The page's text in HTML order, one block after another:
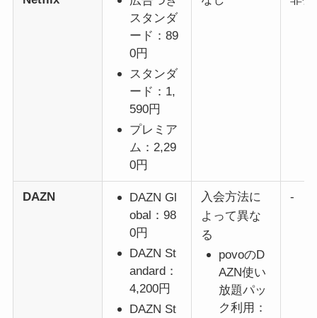
スタンダ
ード：89
0円
スタンダ
ード：1,
590円
プレミア
ム：2,29
0円
DAZN
DAZN Gl
obal：98
0円
DAZN St
andard：
4,200円
DAZN St
入会方法に
よって異な
る
povoのD
AZN使い
放題パッ
ク利用：
-